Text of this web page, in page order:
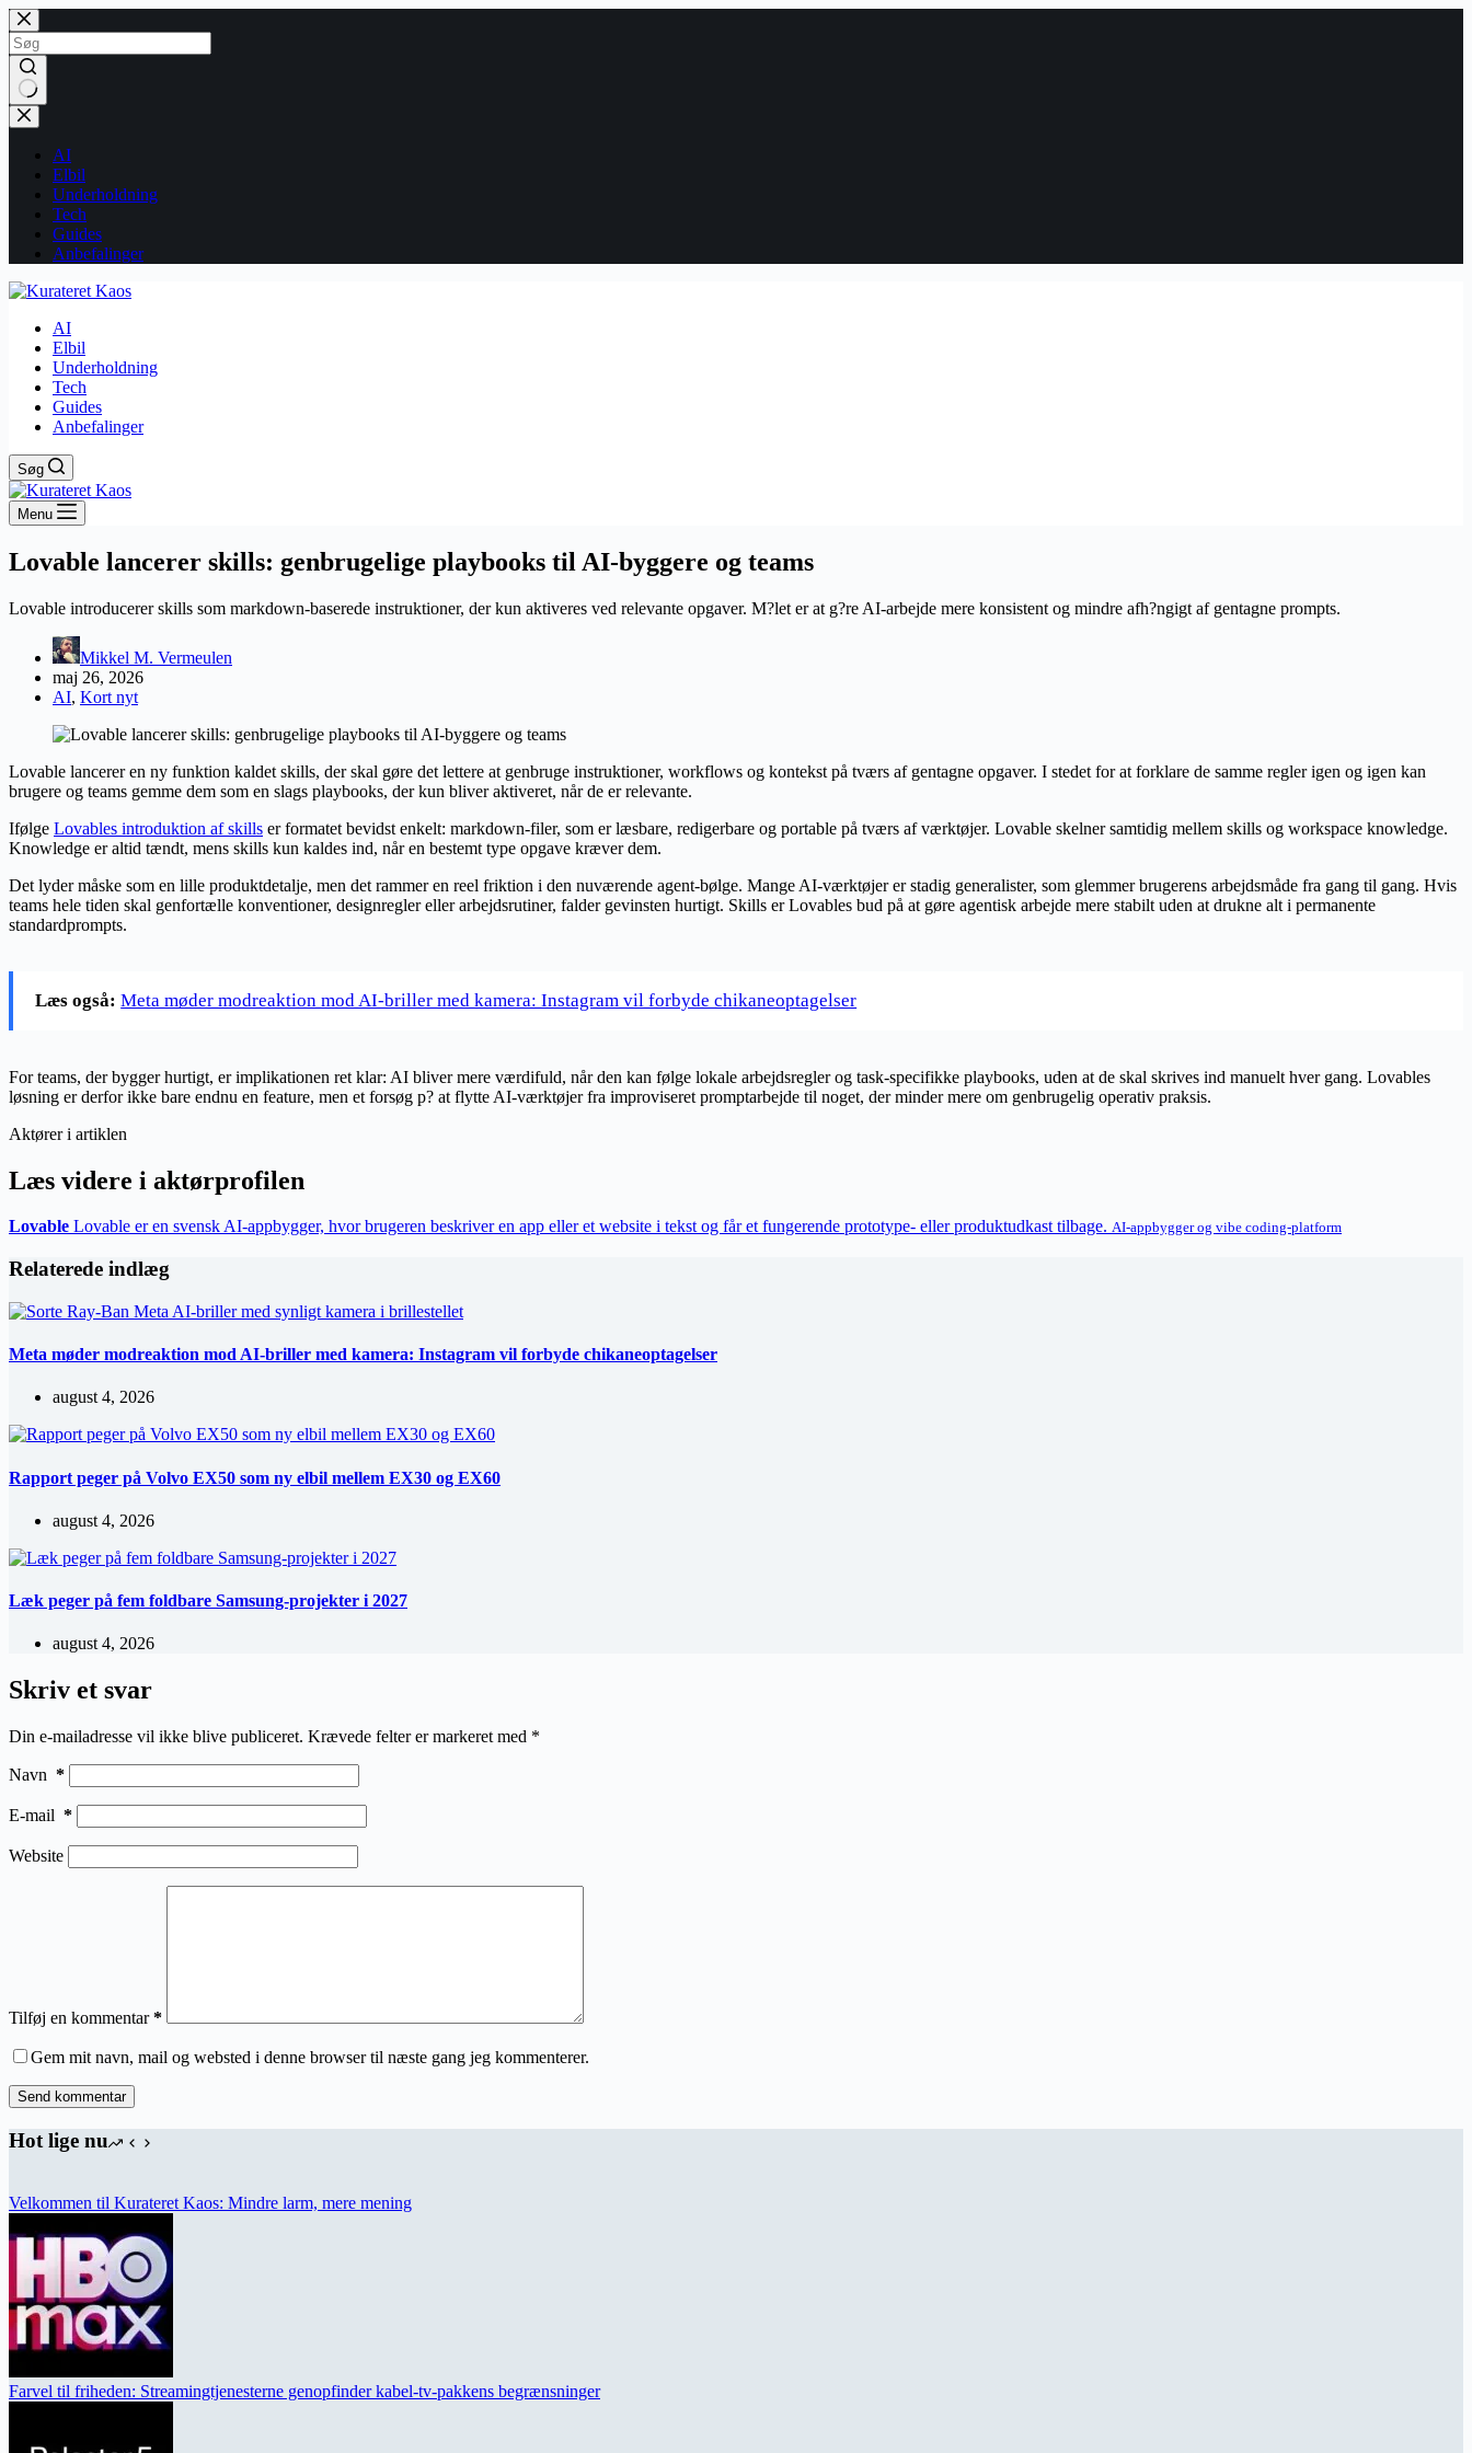
Fortsæt
til
indhold
Ingen
resultater
AI
Elbil
Underholdning
Tech
Guides
Anbefalinger
AI
Elbil
Underholdning
Tech
Guides
Anbefalinger
Søg
Menu
Lovable lancerer skills: genbrugelige playbooks til AI-byggere og teams
Lovable introducerer skills som markdown-baserede instruktioner, der kun aktiveres ved relevante opgaver. M?let er at g?re AI-arbejde mere konsistent og mindre afh?ngigt af gentagne prompts.
Mikkel M. Vermeulen
maj 26, 2026
AI, Kort nyt
Lovable lancerer en ny funktion kaldet skills, der skal gøre det lettere at genbruge instruktioner, workflows og kontekst på tværs af gentagne opgaver. I stedet for at forklare de samme regler igen og igen kan
brugere og teams gemme dem som en slags playbooks, der kun bliver aktiveret, når de er relevante.
Ifølge Lovables introduktion af skills er formatet bevidst enkelt: markdown-filer, som er læsbare, redigerbare og portable på tværs af værktøjer. Lovable skelner samtidig mellem skills og workspace knowledge.
Knowledge er altid tændt, mens skills kun kaldes ind, når en bestemt type opgave kræver dem.
Det lyder måske som en lille produktdetalje, men det rammer en reel friktion i den nuværende agent-bølge. Mange AI-værktøjer er stadig generalister, som glemmer brugerens arbejdsmåde fra gang til gang. Hvis
teams hele tiden skal genfortælle konventioner, designregler eller arbejdsrutiner, falder gevinsten hurtigt. Skills er Lovables bud på at gøre agentisk arbejde mere stabilt uden at drukne alt i permanente
standardprompts.
Læs også: Meta møder modreaktion mod AI-briller med kamera: Instagram vil forbyde chikaneoptagelser
For teams, der bygger hurtigt, er implikationen ret klar: AI bliver mere værdifuld, når den kan følge lokale arbejdsregler og task-specifikke playbooks, uden at de skal skrives ind manuelt hver gang. Lovables
løsning er derfor ikke bare endnu en feature, men et forsøg p? at flytte AI-værktøjer fra improviseret promptarbejde til noget, der minder mere om genbrugelig operativ praksis.
Aktører i artiklen
Læs videre i aktørprofilen
Lovable Lovable er en svensk AI-appbygger, hvor brugeren beskriver en app eller et website i tekst og får et fungerende prototype- eller produktudkast tilbage. AI-appbygger og vibe coding-platform
Relaterede indlæg
Meta møder modreaktion mod AI-briller med kamera: Instagram vil forbyde chikaneoptagelser
august 4, 2026
Rapport peger på Volvo EX50 som ny elbil mellem EX30 og EX60
august 4, 2026
Læk peger på fem foldbare Samsung-projekter i 2027
august 4, 2026
Skriv et svar
Din e-mailadresse vil ikke blive publiceret. Krævede felter er markeret med *
Navn *
E-mail *
Website
Tilføj en kommentar*
Gem mit navn, mail og websted i denne browser til næste gang jeg kommenterer.
Send kommentar
Hot lige nu
Velkommen til Kurateret Kaos: Mindre larm, mere mening
Farvel til friheden: Streamingtjenesterne genopfinder kabel-tv-pakkens begrænsninger